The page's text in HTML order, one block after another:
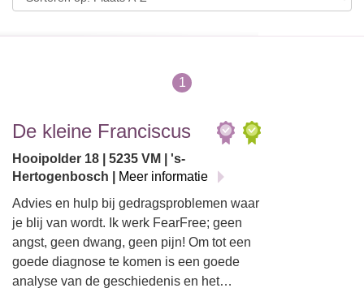
1
De kleine Franciscus
Hooipolder 18 | 5235 VM | 's-
Hertogenbosch |
Meer informatie
Advies en hulp bij gedragsproblemen waar
je blij van wordt. Ik werk FearFree; geen
angst, geen dwang, geen pijn! Om tot een
goede diagnose te komen is een goede
analyse van de geschiedenis en het…